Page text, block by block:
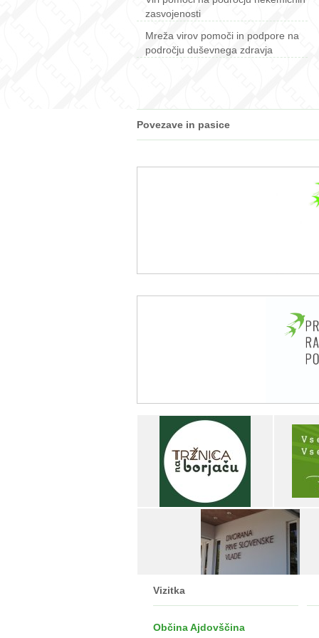
zasvojenosti
Mreža virov pomoči in podpore na
področju duševnega zdravja
Povezave in pasice
Vizitka
Občina Ajdovščina